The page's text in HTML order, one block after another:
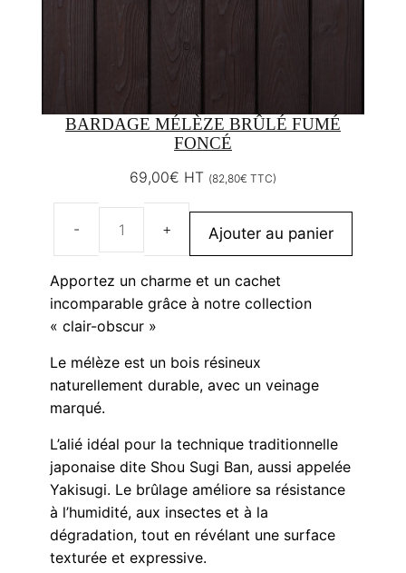
BARDAGE MÉLÈZE BRÛLÉ FUMÉ
FONCÉ
69,00€ HT (82,80€ TTC)
quantité
de
Bardage
mélèze
fumé
foncé
Ajouter au panier
Apportez un charme et un cachet
incomparable grâce à notre collection
« clair-obscur »
Le mélèze est un bois résineux
naturellement durable, avec un veinage
marqué.
L’alié idéal pour la technique traditionnelle
japonaise dite Shou Sugi Ban, aussi appelée
Yakisugi. Le brûlage améliore sa résistance
à l’humidité, aux insectes et à la
dégradation, tout en révélant une surface
texturée et expressive.